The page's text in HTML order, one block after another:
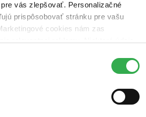
vás zlepšovať. Personalizačné
prispôsobovať stránku pre vašu
cookies nám zas
všetky tieto cookies. Ďakujeme!